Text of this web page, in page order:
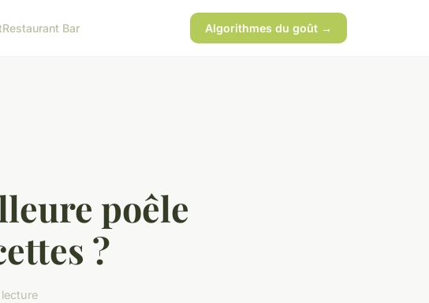
Restaurant Bar Algorithmes du goût →
poêle
?